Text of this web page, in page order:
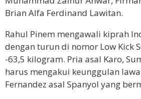
Brian Alfa Ferdinand Lawitan.
Rahul Pinem mengawali kiprah
dengan turun di nomor Low Kick
-63,5 kilogram. Pria asal Karo,
harus mengakui keunggulan
Fernandez asal Spanyol yang